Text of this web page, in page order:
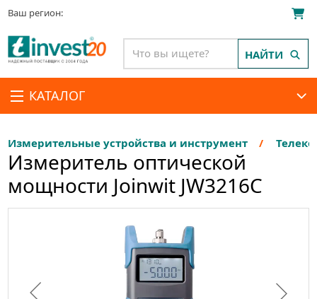
Ваш регион:
КАТАЛОГ
НАЙТИ
Измерительные устройства и инструмент
Измеритель оптической
мощности Joinwit JW3216C